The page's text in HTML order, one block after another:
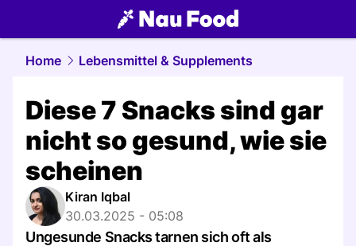
food.NAU.ch
Home Lebensmittel & Supplements
Diese 7 Snacks sind gar
nicht so gesund, wie sie
scheinen
Kiran Iqbal
30.03.2025 - 05:08
Ungesunde Snacks tarnen sich oft als